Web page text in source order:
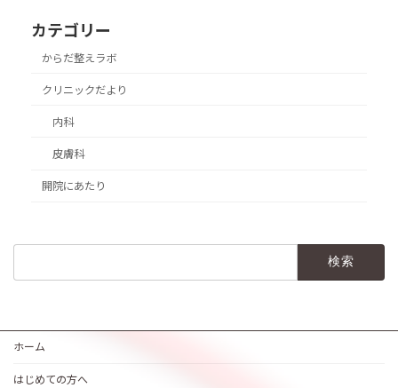
カテゴリー
からだ整えラボ
クリニックだより
内科
皮膚科
開院にあたり
ホーム
はじめての方へ